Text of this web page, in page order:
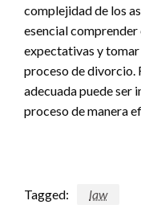
complejidad de los
esencial
expectativas y
proceso de divorcio.
adecuada puede ser
proceso de manera
Tagged: law